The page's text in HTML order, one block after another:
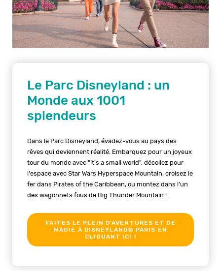
Le Parc Disneyland : un
Monde aux 1001
splendeurs
Dans le Parc Disneyland, évadez-vous au pays des
rêves qui deviennent réalité. Embarquez pour un joyeux
tour du monde avec "it's a small world", décollez pour
l'espace avec Star Wars Hyperspace Mountain, croisez le
fer dans Pirates of the Caribbean, ou montez dans l'un
des wagonnets fous de Big Thunder Mountain !
FAITES LE PLEIN D'AVENTURES ET DE
MAGIE À DISNEYLAND® PARIS EN
CLIQUANT ICI !